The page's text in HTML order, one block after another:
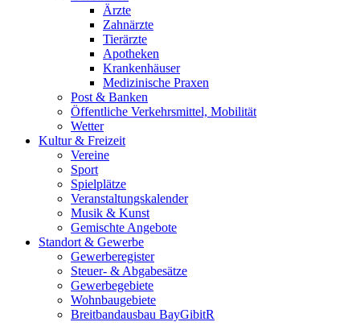
Ärzte
Zahnärzte
Tierärzte
Apotheken
Krankenhäuser
Medizinische Praxen
Post & Banken
Öffentliche Verkehrsmittel, Mobilität
Wetter
Kultur & Freizeit
Vereine
Sport
Spielplätze
Veranstaltungskalender
Musik & Kunst
Gemischte Angebote
Standort & Gewerbe
Gewerberegister
Steuer- & Abgabesätze
Gewerbegebiete
Wohnbaugebiete
Breitbandausbau BayGibitR